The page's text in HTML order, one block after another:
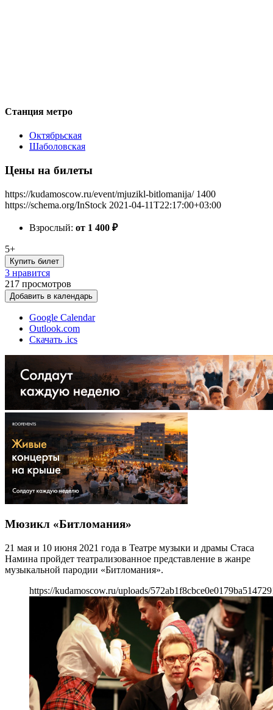
Станция метро
Октябрьская
Шаболовская
Цены на билеты
https://kudamoscow.ru/event/mjuzikl-bitlomanija/ 1400
https://schema.org/InStock 2021-04-11T22:17:00+03:00
Взрослый: от 1 400 ₽
5+
Купить билет
3 нравится
217 просмотров
Добавить в календарь
Google Calendar
Outlook.com
Скачать .ics
Мюзикл «Битломания»
21 мая и 10 июня 2021 года в Театре музыки и драмы Стаса
Намина пройдет театрализованное представление в жанре
музыкальной пародии «Битломания».
https://kudamoscow.ru/uploads/